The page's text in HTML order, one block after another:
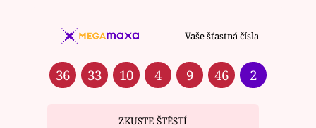
Vaše šťastná čísla
36 33 10 4 9 46 2
ZKUSTE ŠTĚSTÍ